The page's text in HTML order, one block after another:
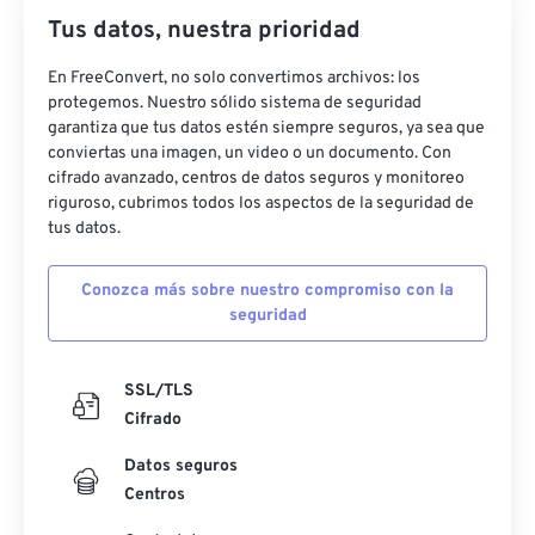
Tus datos, nuestra prioridad
En FreeConvert, no solo convertimos archivos: los
protegemos. Nuestro sólido sistema de seguridad
garantiza que tus datos estén siempre seguros, ya sea que
conviertas una imagen, un video o un documento. Con
cifrado avanzado, centros de datos seguros y monitoreo
riguroso, cubrimos todos los aspectos de la seguridad de
tus datos.
Conozca más sobre nuestro compromiso con la
seguridad
SSL/TLS
Cifrado
Datos seguros
Centros